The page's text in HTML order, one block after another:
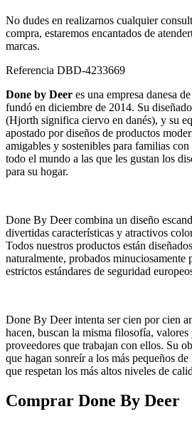
No dudes en realizarnos cualquier
compra, estaremos encantados de
marcas.
Referencia DBD-4233669
Done by Deer es una empresa danesa de
fundó en diciembre de 2014. Su
(Hjorth significa ciervo en danés), y su
apostado por diseños de productos
amigables y sostenibles para familias
todo el mundo a las que les gustan los
para su hogar.
Done By Deer combina un diseño
divertidas características y atractivos
Todos nuestros productos están
naturalmente, probados minuciosamente
estrictos estándares de seguridad
Done By Deer intenta ser cien por cien
hacen, buscan la misma filosofía,
proveedores que trabajan con ellos. Su
que hagan sonreír a los más pequeños
que respetan los más altos niveles de
Comprar Done By Deer